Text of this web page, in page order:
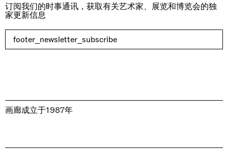
订阅我们的时事通讯，获取有关艺术家、展览和博览会的独
家更新信息
footer_newsletter_subscribe
画廊成立于1987年